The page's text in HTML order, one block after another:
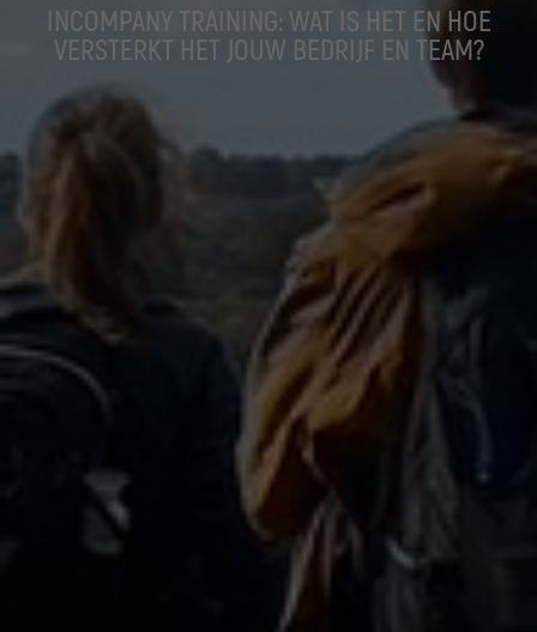
INCOMPANY TRAINING: WAT IS HET EN HOE
VERSTERKT HET JOUW BEDRIJF EN TEAM?